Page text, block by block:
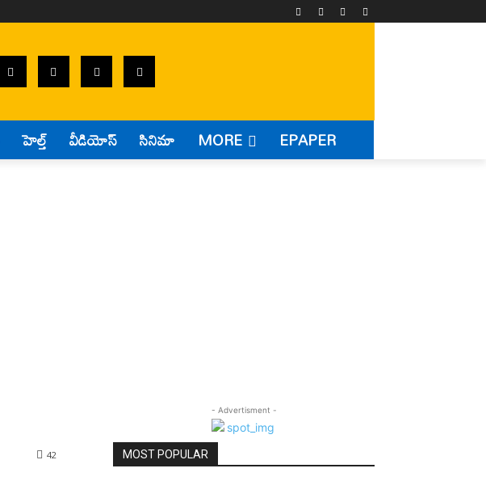
హెల్త్ వీడియోస్ సినిమా MORE EPAPER
42
- Advertisment -
MOST POPULAR